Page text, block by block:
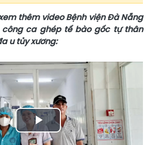
thêm video Bệnh viện Đà Nẵng
công ca ghép tế bào gốc tự thân
u tủy xương:
Play